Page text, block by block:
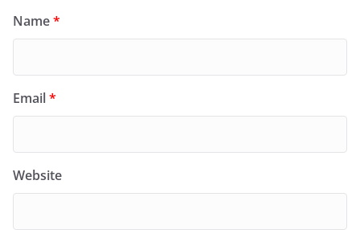
Name*
Email*
Website